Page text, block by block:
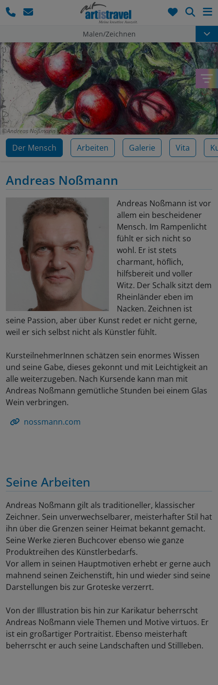
Malen/Zeichnen
Andreas Noßmann
Der Mensch Arbeiten Galerie Vita
Andreas Noßmann
Andreas Noßmann ist vor
allem ein bescheidener
Mensch. Im Rampenlicht
fühlt er sich nicht so
wohl. Er ist stets
charmant, höflich,
hilfsbereit und voller
Witz. Der Schalk sitzt dem
Rheinländer eben im
Nacken. Zeichnen ist
seine Passion, aber über Kunst redet er nicht gerne,
weil er sich selbst nicht als Künstler fühlt.
KursteilnehmerInnen schätzen sein enormes Wissen
und seine Gabe, dieses gekonnt und mit Leichtigkeit an
alle weiterzugeben. Nach Kursende kann man mit
Andreas Noßmann gemütliche Stunden bei einem Glas
Wein verbringen.
nossmann.com
Seine Arbeiten
Andreas Noßmann gilt als traditioneller, klassischer
Zeichner. Sein unverwechselbarer, meisterhafter Stil hat
ihn über die Grenzen seiner Heimat bekannt gemacht.
Seine Werke zieren Buchcover ebenso wie ganze
Produktreihen des Künstlerbedarfs.
Vor allem in seinen Hauptmotiven erhebt er gerne auch
mahnend seinen Zeichenstift, hin und wieder sind seine
Darstellungen bis zur Groteske verzerrt.
Von der Illlustration bis hin zur Karikatur beherrscht
Andreas Noßmann viele Themen und Motive virtuos. Er
ist ein großartiger Portraitist. Ebenso meisterhaft
beherrscht er auch seine Landschaften und Stillleben.